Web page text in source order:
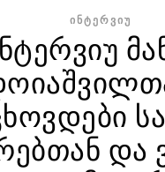
ᲘᲜᲢᲔᲠᲕᲘᲣ
და